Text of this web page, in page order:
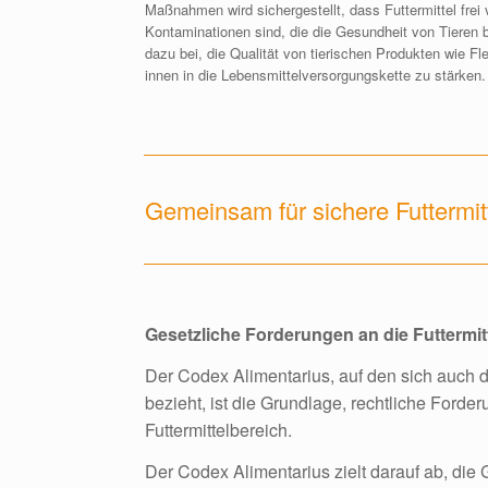
Maßnahmen wird sichergestellt, dass Futtermittel
Kontaminationen sind, die die Gesundheit von
dazu bei, die Qualität von tierischen Produkten wie
innen in die Lebensmittelversorgungskette zu stärken.
Gemeinsam für sichere
Gesetzliche Forderungen an die
Der Codex Alimentarius, auf den sich auch
bezieht, ist die Grundlage, rechtliche
Futtermittelbereich.
Der Codex Alimentarius zielt darauf ab,